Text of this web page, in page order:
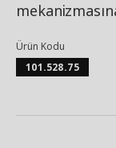
Ürün Kodu
101.528.75